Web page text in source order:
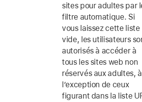
sites pour adultes par
filtre automatique. Si
vous laissez cette liste
vide, les utilisateurs
autorisés à accéder à
tous les sites web non
réservés aux adultes, à
l’exception de ceux
figurant dans la liste